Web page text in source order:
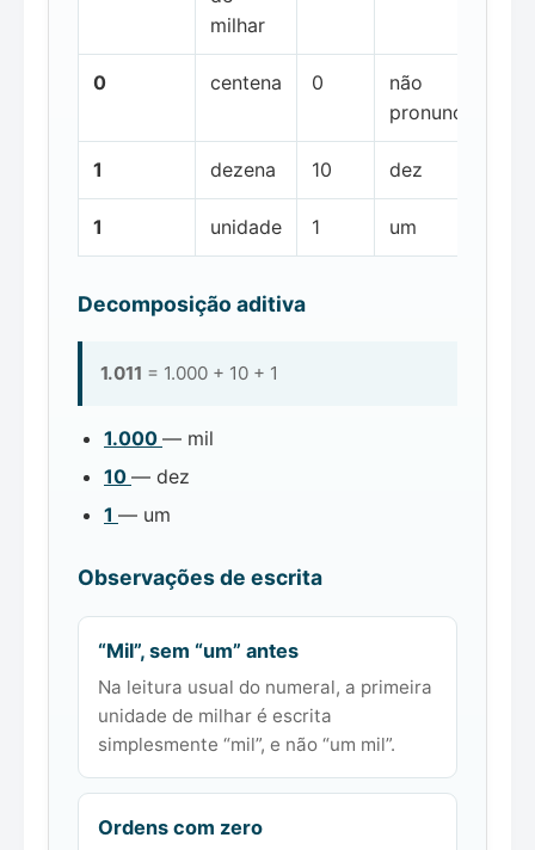
milhar
0 centena 0
não
pronunciada
1 dezena 10 dez
1 unidade 1 um
Decomposição aditiva
1.011 = 1.000 + 10 + 1
1.000 — mil
10 — dez
1 — um
Observações de escrita
“Mil”, sem “um” antes
Na leitura usual do numeral, a primeira
unidade de milhar é escrita
simplesmente “mil”, e não “um mil”.
Ordens com zero